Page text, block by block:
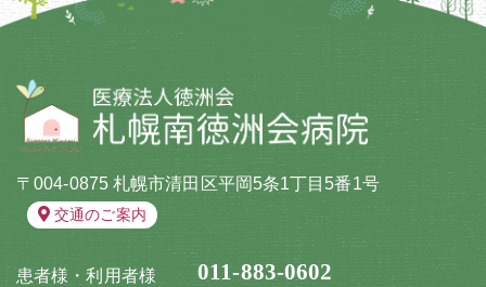
〒004-0875 札幌市清田区平岡5条1丁目5番1号
交通のご案内
患者様・利用者様 011-883-0602